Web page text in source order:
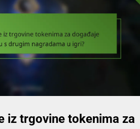
iz trgovine tokenima za